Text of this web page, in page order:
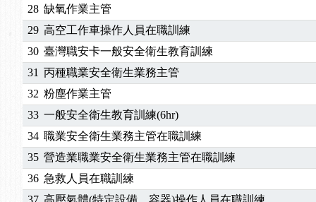
訓測驗
2025/01/15【線上課程】碳中和核心職能系列課程資訊
2026/07/15【免費研習】115年製造業危害預防職場安衛法令
2026/07/08【中心公告】因應颱風來襲，若遇停班停課消息 補
2026/05/06【產業人才投資】06/03-06/08堆高機課程，政府出
2026/04/24【製程安全評估人員】開課囉
2025/11/11【中心公告】颱風假11/12停班停課
2025/11/10【中心公告】因應颱風來襲，若遇停班停課消息 補
2025/10/30【進修課程】2026年，課程意見蒐集~
2025/08/20【進修課程】SDS格式百百種？專業講師帶您判斷
2025/08/12【中心公告】因應颱風來襲，若遇停班停課消息 補
2025/07/06【中心公告】颱風假114/07/07停班停課
28 缺氧作業主管
29 高空工作車操作人員在職訓練
30 臺灣職安卡一般安全衛生教育訓練
31 丙種職業安全衛生業務主管
32 粉塵作業主管
33 一般安全衛生教育訓練(6hr)
34 職業安全衛生業務主管在職訓練
35 營造業職業安全衛生業務主管在職訓練
36 急救人員在職訓練